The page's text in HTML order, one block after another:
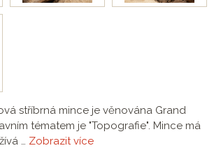
stříbrná mince je věnována Grand
tématem je "Topografie". Mince má
… Zobrazit více